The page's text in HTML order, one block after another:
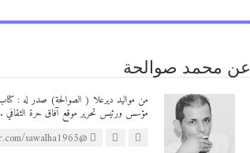
عن محمد صوالحة
مؤسس ورئيس تحرير موقع آفاق حرة الثقافي .
@https://twitter.com/sawalha1965